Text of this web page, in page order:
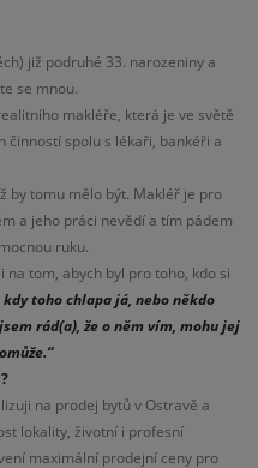
již podruhé 33. narozeniny a
se mnou.
makléře, která je ve světě
činností spolu s lékaři, bankéři a
by tomu mělo být. Makléř je pro
a jeho práci nevědí a tím pádem
ruku.
tom, abych byl pro toho, kdo si
kdy toho chlapa já, nebo někdo
rád(a), že o něm vím, mohu jej
na prodej bytů v Ostravě a
lokality, životní i profesní
maximální prodejní ceny pro